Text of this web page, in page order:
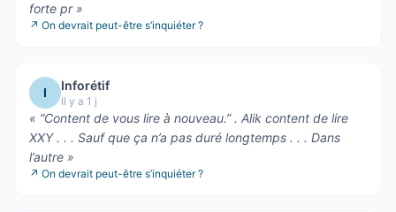
forte pr»
↗ On devrait peut-être s’inquiéter ?
I Inforétif
Il y a 1 j
« “Content de vous lire à nouveau.” . Alik content de lire
XXY . . . Sauf que ça n’a pas duré longtemps . . . Dans
l’autre »
↗ On devrait peut-être s’inquiéter ?